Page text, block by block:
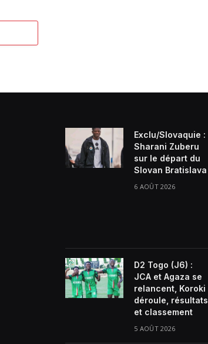
Exclu/Slovaquie :
Sharani Zuberu
sur le départ du
Slovan Bratislava
6 AOÛT 2026
D2 Togo (J6) :
JCA et Agaza se
relancent, Koroki
déroule, résultats
et classement
5 AOÛT 2026